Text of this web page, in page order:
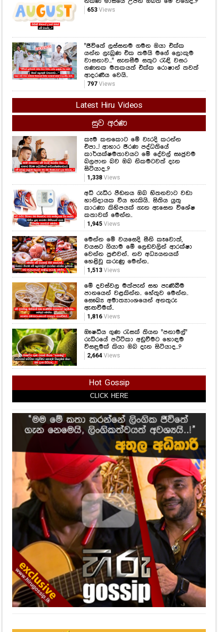
653Views
"ජීවිතේ ලස්සනම ගමන ඔයා එක්ක
යන්න ලැබුණ එක තමයි මගේ ලොකුම
වාසනාව..." සැනසීම සතුට රැඳි වසර
ගණනක මතකයත් එක්ක රොෂාන් තවත්
ආදරණීය වෙයි..
797Views
Latest Hiru Videos
සුව අරණ
කෑම කනකොට මේ වැරදි කරන්න
එපා...! ආහාර ජීරණ පද්ධතියේ
කාර්යක්ෂමතාවයට මේ දේවල් සෘජුවම
බලපාන බව ඔබ නිකමටවත් දැන
සිටියාද..?
1,338Views
අධි රුධිර පීඩනය ඔබ හිතනවාට වඩා
හානිදායක විය හැකියි.. සිතිය යුතු
කාරණා කිහිපයක් ගැන ඇසෙන විශේෂ
කතාවක් මෙන්න..
1,945Views
මෙන්න මේ වයසෙදි සීනි කෑවොත්,
වයසට ගියාම මේ ලෙඩවලින් ආරක්ෂා
වෙන්න පුළුවන්.. නව අධ්‍යයනයක්
හෙළිවූ කරුණු මෙන්න..
1,513Views
මේ දවස්වල මත්පැන් සහ පැණිබීම
පානයෙන් වළකින්න.. හේතුව මෙන්න..
සෞඛ්‍ය අමාත්‍යාංශයෙන් අනතුරු
ඇඟවීමක්..
1,816Views
ඖෂධීය ගුණ රැසක් තියන "පනාමල්"
රුධිරයේ පට්ටිකා අඩුවීමට හොඳම
විසඳුමක් කියා ඔබ දැන සිටියාද...?
2,664Views
Hot Gossip
CLICK HERE